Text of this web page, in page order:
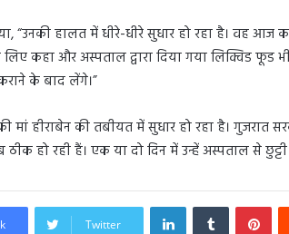
“उनकी हालत में धीरे-धीरे सुधार हो रहा है। वह
लिए कहा और अस्पताल द्वारा दिया गया लिक्विड फूड
के बाद लेंगे।”
की मां हीराबेन की तबीयत में सुधार हो रहा है।
ठीक हो रही हैं। एक या दो दिन में उन्हें अस्पताल से
Twitter
LinkedInTumblr